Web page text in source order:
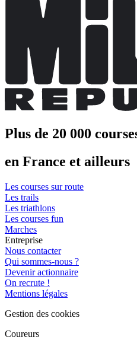
Plus de 20 000
en France et ailleurs
Les courses sur route
Les trails
Les triathlons
Les courses fun
Marches
Entreprise
Nous contacter
Qui sommes-nous ?
Devenir actionnaire
On recrute !
Mentions légales
Gestion des cookies
Coureurs